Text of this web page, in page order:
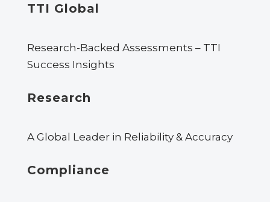
TTI Global
Research-Backed Assessments – TTI
Success Insights
Research
A Global Leader in Reliability & Accuracy
Compliance